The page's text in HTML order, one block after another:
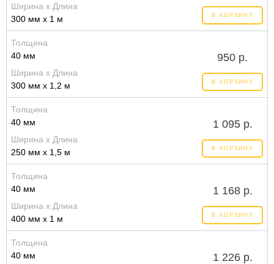
Ширина x Длина
300 мм x 1 м
В КОРЗИНУ
Толщина
40 мм
Ширина x Длина
300 мм x 1,2 м
950 р.
В КОРЗИНУ
Толщина
40 мм
Ширина x Длина
250 мм x 1,5 м
1 095 р.
В КОРЗИНУ
Толщина
40 мм
Ширина x Длина
400 мм x 1 м
1 168 р.
В КОРЗИНУ
Толщина
40 мм
1 226 р.